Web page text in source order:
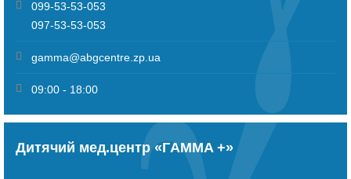
099-53-53-053
097-53-53-053
gamma@abgcentre.zp.ua
09:00 - 18:00
Дитячий мед.центр «ГAMMA +»